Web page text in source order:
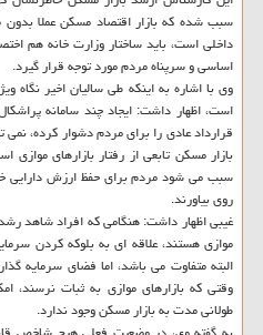
سبب شده که بازار اقتصاد مسکن عملا بدون
داخلی است، باید ساختار وزارت خانه هم
اساسی و سرپناه مردم مورد توجه قرار گیرد.
وی با اشاره به اینکه طی سالیان اخیر
است، اظهار داشت: ایجاد چند سامانه
قرارداد عادی را برای مردم دشوار کرده،
بازار مسکن تابعی از رفتار بازارهای موازی
سبب می شود مردم برای حفظ ارزش دارایی
روی بیاورند.
غیبی اظهار داشت: هنگامی که افراد شاهد
موازی هستند، علاقه ای به بلوکه کردن
البته متفاوت می باشد، اما فضای سرمایه
وقتی که بازارهای موازی به ثبات نرسند،
طولانی مدت به بازار مسکن وجود ندارد.